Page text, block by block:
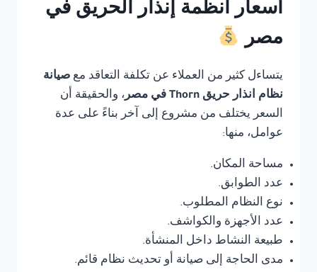
أسعار أنظمة إنذار الحريق في
مصر
يتساءل كثير من العملاء عن تكلفة التعاقد مع صيانة
نظام انذار حريق Thorn في مصر
، والحقيقة أن
السعر يختلف من مشروع إلى آخر بناءً على عدة
عوامل، منها:
مساحة المكان.
عدد الطوابق.
نوع النظام المطلوب.
عدد الأجهزة والكواشف.
طبيعة النشاط داخل المنشأة.
مدى الحاجة إلى صيانة أو تحديث نظام قائم.